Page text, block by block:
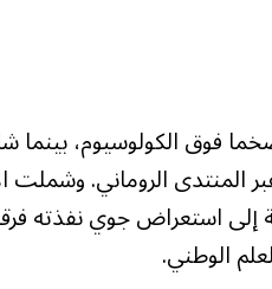
فوق الكولوسيوم،
الروماني. وشملت
إلى استعراض جوي نفذته
الوطني.